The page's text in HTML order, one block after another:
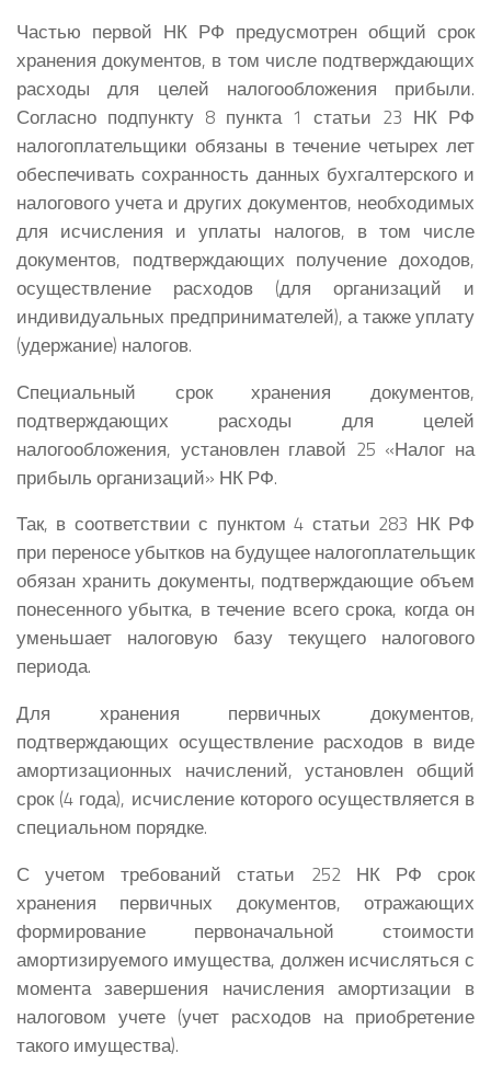
Частью первой НК РФ предусмотрен общий срок
хранения документов, в том числе подтверждающих
расходы для целей налогообложения прибыли.
Согласно подпункту 8 пункта 1 статьи 23 НК РФ
налогоплательщики обязаны в течение четырех лет
обеспечивать сохранность данных бухгалтерского и
налогового учета и других документов, необходимых
для исчисления и уплаты налогов, в том числе
документов, подтверждающих получение доходов,
осуществление расходов (для организаций и
индивидуальных предпринимателей), а также уплату
(удержание) налогов.
Специальный срок хранения документов,
подтверждающих расходы для целей
налогообложения, установлен главой 25 «Налог на
прибыль организаций» НК РФ.
Так, в соответствии с пунктом 4 статьи 283 НК РФ
при переносе убытков на будущее налогоплательщик
обязан хранить документы, подтверждающие объем
понесенного убытка, в течение всего срока, когда он
уменьшает налоговую базу текущего налогового
периода.
Для хранения первичных документов,
подтверждающих осуществление расходов в виде
амортизационных начислений, установлен общий
срок (4 года), исчисление которого осуществляется в
специальном порядке.
С учетом требований статьи 252 НК РФ срок
хранения первичных документов, отражающих
формирование первоначальной стоимости
амортизируемого имущества, должен исчисляться с
момента завершения начисления амортизации в
налоговом учете (учет расходов на приобретение
такого имущества).